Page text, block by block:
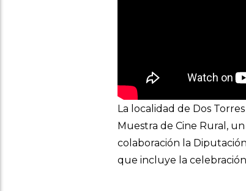
La localidad de Dos
Muestra de Cine Rural,
colaboración la
que incluye la